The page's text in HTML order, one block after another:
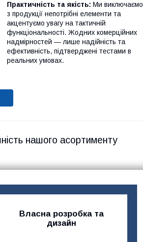
Практичність та якість: Ми виключаємо
з продукції непотрібні елементи та
акцентуємо увагу на тактичній
функціональності. Жодних комерційних
надмірностей — лише надійність та
ефективність, підтверджені тестами в
реальних умовах.
нашого асортименту
Власна розробка та
дизайн